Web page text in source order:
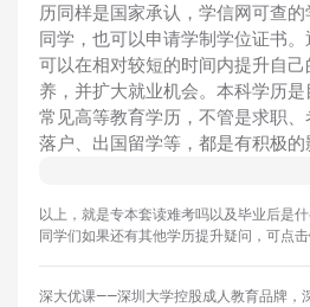
历同样是国家承认，学信网可查
同学，也可以申请学制学位证书
可以在相对较短的时间内提升自
养，并扩大就业机会。本科学历
常见高等教育学历，不管是求职
落户、出国留学等，都是有积极的
以上，就是专本套读难考吗以及毕业后是
同学们如果还有其他学历提升疑问，可点击
深大优课——深圳大学控股成人教育品牌，